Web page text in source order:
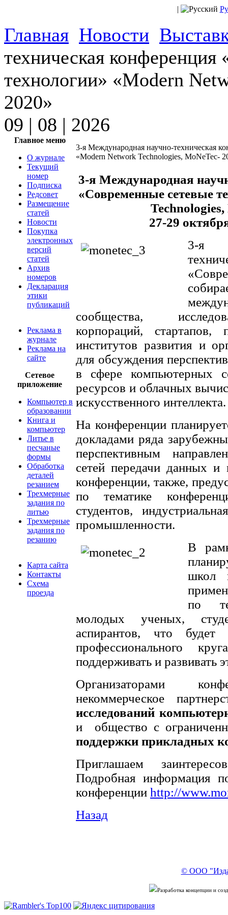
|
Главная Новости
техническая
технологии» «Modern
2020»
09 | 08 | 2026
Главное меню
О журнале
Текущий
номер
Подписка
Редсовет
Размещение
статей
Новости
Покупка
электронных
версий
статей
Архив
номеров
Декларация
этики
публикаций
Реклама в
журнале
Реклама на
сайте
Сетевое
приложение
Компьютер в
образовании
Книга и
компьютер
Литье в
песчаные
формы
Обработка
деталей
резанием
Трехмерные
задания по
литью
Трехмерные
задания по
резанию
Карта сайта
Контакты
Схема
проезда
3-я Международная научно-техническая
«Modern Network Technologies, MoNeTec-
3-я Международная
«Современные сетевые
27-29
3-я
сообщества,
корпораций,
институтов развития и
для обсуждения
в сфере компьютерных
ресурсов и облачных
искусственного интеллекта.
На конференции
докладами ряда
перспективным
сетей передачи данных
конференции, также,
по тематике
студентов,
промышленности.
В
школ
по
молодых ученых,
аспирантов, что будет
профессионального
поддерживать и развивать
Организаторами
некоммерческое
исследований
и общество с
поддержки прикладных
Приглашаем
Подробная информация
конференции http://
Назад
© ООО
Разработка концепции и